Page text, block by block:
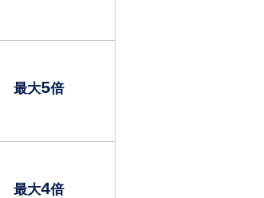
最大5倍
最大4倍